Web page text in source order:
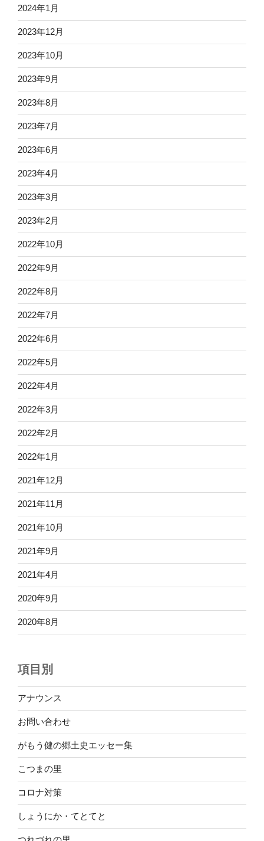
2024年1月
2023年12月
2023年10月
2023年9月
2023年8月
2023年7月
2023年6月
2023年4月
2023年3月
2023年2月
2022年10月
2022年9月
2022年8月
2022年7月
2022年6月
2022年5月
2022年4月
2022年3月
2022年2月
2022年1月
2021年12月
2021年11月
2021年10月
2021年9月
2021年4月
2020年9月
2020年8月
項目別
アナウンス
お問い合わせ
がもう健の郷土史エッセー集
こつまの里
コロナ対策
しょうにか・てとてと